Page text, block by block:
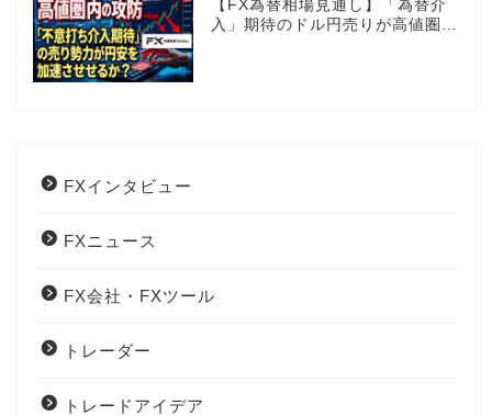
【FX為替相場見通し】「為替介
入」期待のドル円売りが高値圏を
FXインタビュー
FXニュース
FX会社・FXツール
トレーダー
トレードアイデア